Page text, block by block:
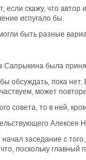
если скажу, что
испугало бы.
быть разные
была
обсуждать, пока нет.
может
совета, то в ней,
заседание с
поскольку